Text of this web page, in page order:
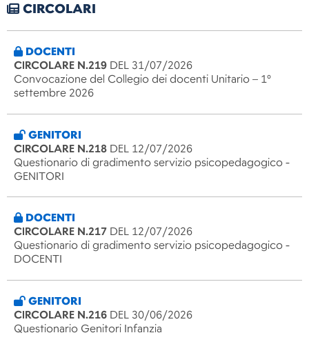
CIRCOLARI
DOCENTI
CIRCOLARE N.219 DEL 31/07/2026
Convocazione del Collegio dei docenti Unitario – 1°
settembre 2026
GENITORI
CIRCOLARE N.218 DEL 12/07/2026
Questionario di gradimento servizio psicopedagogico -
GENITORI
DOCENTI
CIRCOLARE N.217 DEL 12/07/2026
Questionario di gradimento servizio psicopedagogico -
DOCENTI
GENITORI
CIRCOLARE N.216 DEL 30/06/2026
Questionario Genitori Infanzia